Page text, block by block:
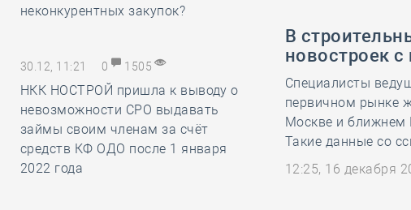
неконкурентных закупок?
30.12, 11:21 0 1505
НКК НОСТРОЙ пришла к выводу о
невозможности СРО выдавать
займы своим членам за счёт
средств КФ ОДО после 1 января
2022 года
В
новостроек
Специалисты
первичном рынке
Москве и ближнем
Такие данные со
12:25, 16 декабря